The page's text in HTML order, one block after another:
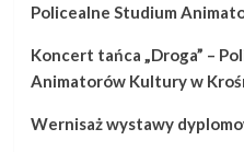
Policealne Studium
Koncert tańca „Droga” –
Animatorów Kultury w
Wernisaż wystawy